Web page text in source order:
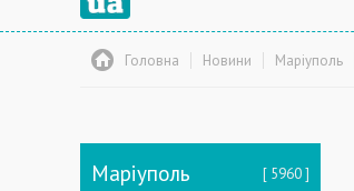
Головна Новини Маріуполь
Маріуполь 5960